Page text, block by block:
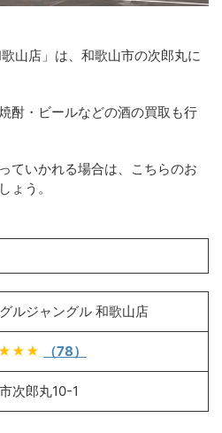
山店」は、和歌山市の次郎丸に
酎・ビールなどの酒の買取も行
ていかれる場合は、こちらのお
ょう。
ルジャングル 和歌山店
（78）
次郎丸10-1